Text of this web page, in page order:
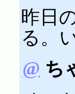
昨日
る。
@ ち